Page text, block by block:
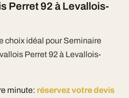
Perret 92 à Levallois-
choix idéal pour Seminaire
Perret 92 à Levallois-
minute: réservez votre devis